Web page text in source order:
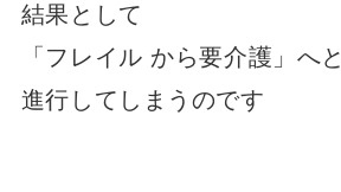
結果として
「フレイル から要介護」へと
進行してしまうのです